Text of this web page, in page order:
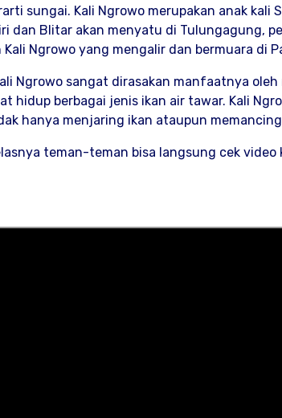
sungai. Kali Ngrowo merupakan anak
dan Blitar akan menyatu di Tulungagung,
Ngrowo yang mengalir dan bermuara di
Ngrowo sangat dirasakan manfaatnya oleh
hidup berbagai jenis ikan air tawar. Kali
hanya menjaring ikan ataupun
teman-teman bisa langsung cek video